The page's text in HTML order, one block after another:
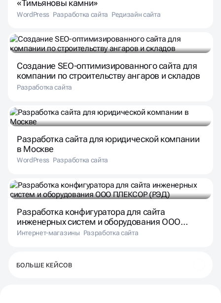
«Тимьяновы камни»
WordPress Разработка сайта Редизайн сайта
Создание SEO-оптимизированного сайта для
компании по строительству ангаров и складов
Разработка сайта
Разработка сайта для юридической компании
в Москве
WordPress Разработка сайта
Разработка конфигуратора для сайта
инженерных систем и оборудования ООО
ПЛЕКСОР (РЭД)
Интернет-магазины Разработка сайта
БОЛЬШЕ КЕЙСОВ